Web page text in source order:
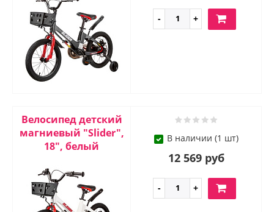
Велосипед детский
магниевый "Slider",
18", белый
В наличии (1 шт)
12 569 руб